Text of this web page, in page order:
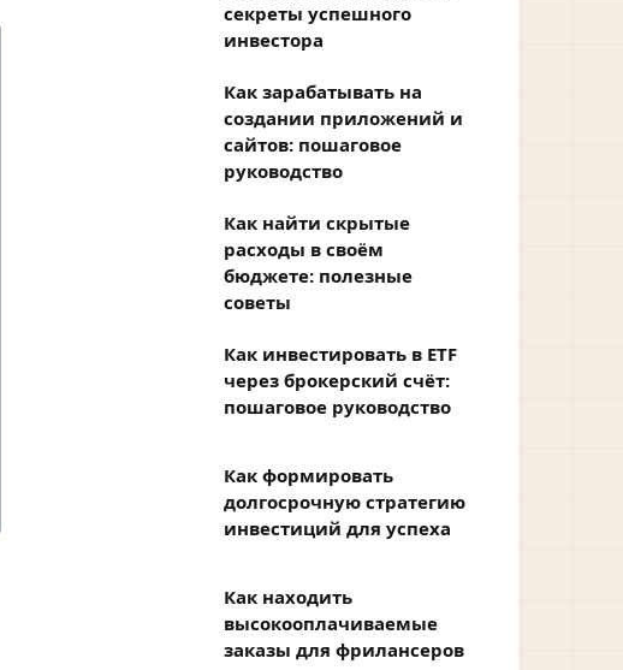
секреты успешного
инвестора
Как зарабатывать на
создании приложений и
сайтов: пошаговое
руководство
Как найти скрытые
расходы в своём
бюджете: полезные
советы
Как инвестировать в ETF
через брокерский счёт:
пошаговое руководство
Как формировать
долгосрочную стратегию
инвестиций для успеха
Как находить
высокооплачиваемые
заказы для фрилансеров